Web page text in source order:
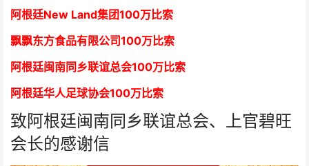
阿根廷New Land集团100万比索
飘飘东方食品有限公司100万比索
阿根廷闽南同乡联谊总会100万比索
阿根廷华人足球协会100万比索
致阿根廷闽南同乡联谊总会、上官碧旺
会长的感谢信